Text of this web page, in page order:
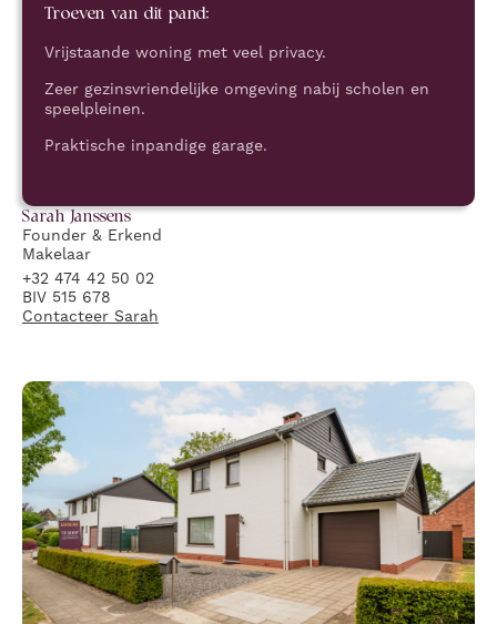
Troeven van dit pand:
Vrijstaande woning met veel privacy.
Zeer gezinsvriendelijke omgeving nabij scholen en
speelpleinen.
Praktische inpandige garage.
Sarah Janssens
Founder & Erkend
Makelaar
+32 474 42 50 02
BIV 515 678
Contacteer Sarah